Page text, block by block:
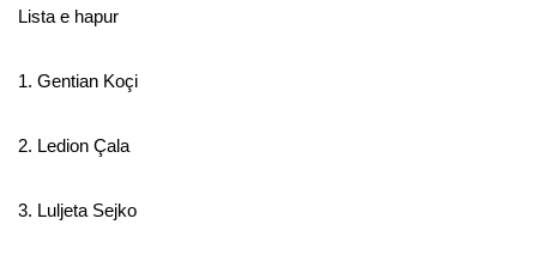
Lista e hapur
1. Gentian Koçi
2. Ledion Çala
3. Luljeta Sejko